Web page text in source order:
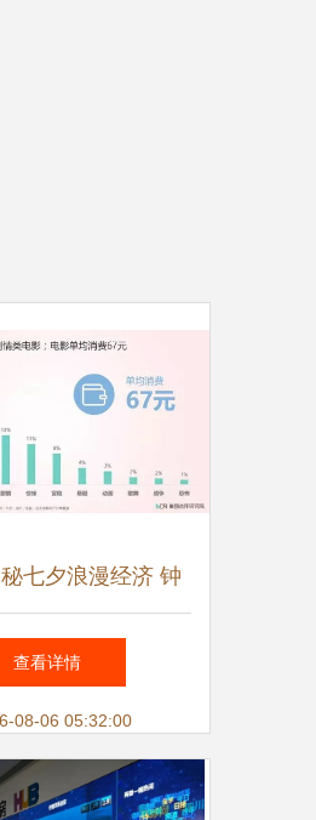
七夕浪漫经济 钟
费榜首，揭秘情侣
节日去处
查看详情
08-06 05:32:00